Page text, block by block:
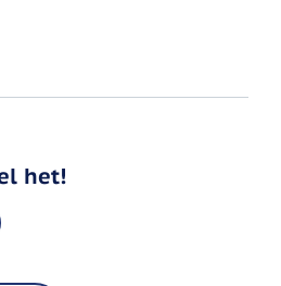
het!